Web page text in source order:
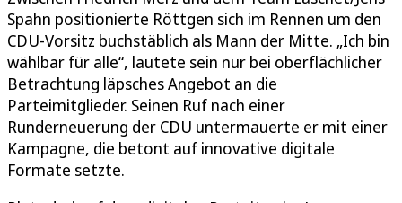
Spahn positionierte Röttgen sich im Rennen um den
CDU-Vorsitz buchstäblich als Mann der Mitte. „Ich bin
wählbar für alle“, lautete sein nur bei oberflächlicher
Betrachtung läpsches Angebot an die
Parteimitglieder. Seinen Ruf nach einer
Runderneuerung der CDU untermauerte er mit einer
Kampagne, die betont auf innovative digitale
Formate setzte.